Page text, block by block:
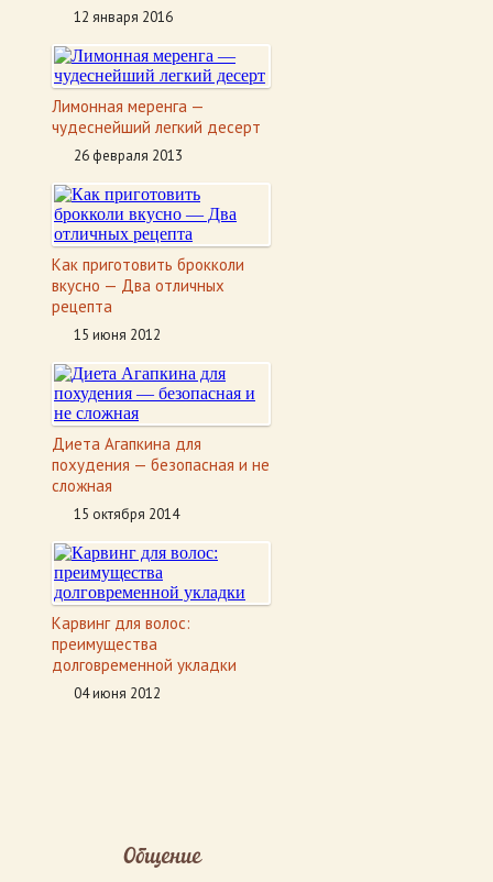
12 января 2016
Лимонная меренга —
чудеснейший легкий десерт
26 февраля 2013
Как приготовить брокколи
вкусно — Два отличных
рецепта
15 июня 2012
Диета Агапкина для
похудения — безопасная и не
сложная
15 октября 2014
Карвинг для волос:
преимущества
долговременной укладки
04 июня 2012
Общение